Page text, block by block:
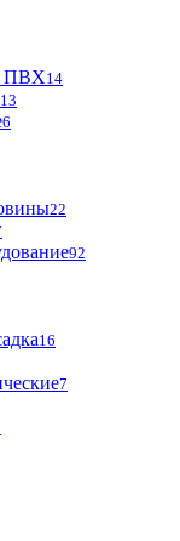
ПВХ14
13
6
22
92
16
7